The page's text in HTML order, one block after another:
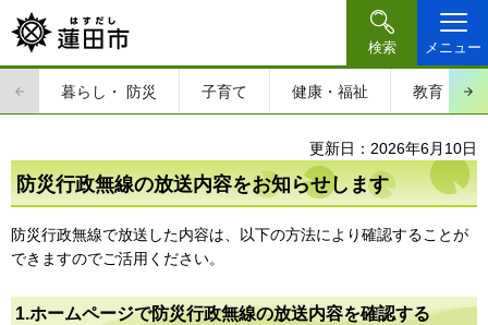
検索 メニュー
暮らし・ 防災 子育て 健康・福祉 教育・文
更新日：2026年6月10日
防災行政無線の放送内容をお知らせします
防災行政無線で放送した内容は、以下の方法により確認することが
できますのでご活用ください。
1.ホームページで防災行政無線の放送内容を確認する